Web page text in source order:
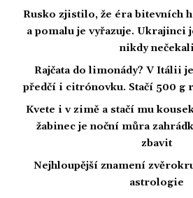
Rusko zjistilo, že éra bitevních
a pomalu je vyřazuje. Ukrajinci
nikdy
Rajčata do limonády? V Itálii
předčí i citrónovku. Stačí 500 g
Kvete i v zimě a stačí mu
žabinec je noční můra
zbavit
Nejhloupější znamení
astrologie